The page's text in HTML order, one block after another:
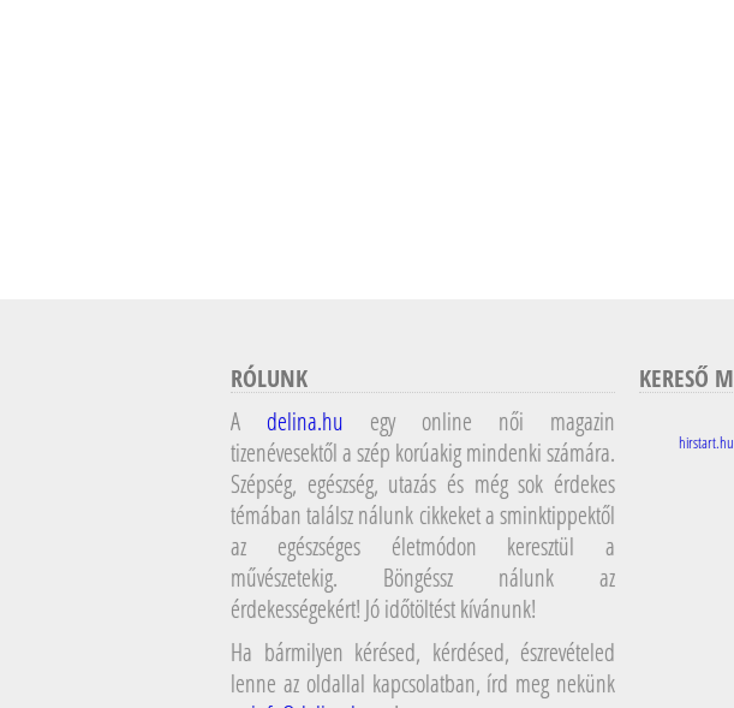
RÓLUNK
A delina.hu egy online női magazin
tizenévesektől a szép korúakig mindenki számára.
Szépség, egészség, utazás és még sok érdekes
témában találsz nálunk cikkeket a sminktippektől
az egészséges életmódon keresztül a
művészetekig. Böngéssz nálunk az
érdekességekért! Jó időtöltést kívánunk!
Ha bármilyen kérésed, kérdésed, észrevételed
lenne az oldallal kapcsolatban, írd meg nekünk
KERESŐ
hirstart.hu